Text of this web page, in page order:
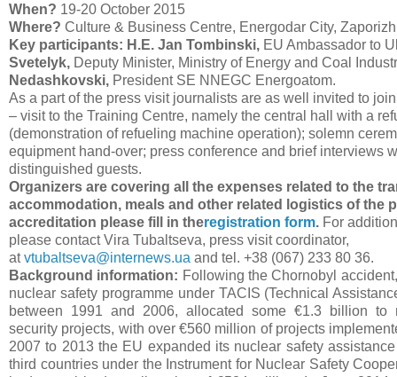
When? 19-20 October 2015
Where? Culture & Business Centre, Energodar City,
Key participants: H.E. Jan Tombinski, EU Ambassador to
Svetelyk, Deputy Minister, Ministry of Energy and Coal
Nedashkovski, President SE NNEGC Energoatom.
As a part of the press visit journalists are as well invited to
– visit to the Training Centre, namely the central hall with a
(demonstration of refueling machine operation); solemn
equipment hand-over; press conference and brief interviews
distinguished guests.
Organizers are covering all the expenses related to the
accommodation, meals and other related logistics of the
accreditation please fill in theregistration form. For
please contact Vira Tubaltseva, press visit coordinator,
atvtubaltseva@internews.ua and tel. +38 (067) 233 80 36.
Background information: Following the Chornobyl
nuclear safety programme under TACIS (Technical
between 1991 and 2006, allocated some €1.3 billion to
security projects, with over €560 million of projects
2007 to 2013 the EU expanded its nuclear safety
third countries under the Instrument for Nuclear Safety